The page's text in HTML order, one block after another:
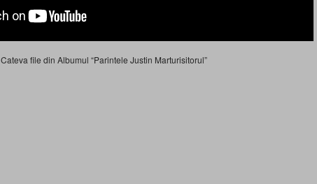
Cateva file din Albumul “Parintele Justin Marturisitorul”